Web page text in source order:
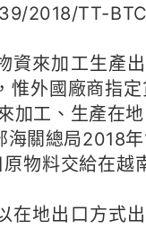
2018/TT-
資來加工生產
惟外國廠商指
加工、生產在
海關總局2018
物料交給在
在地出口方式